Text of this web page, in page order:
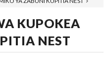
KUPOKEA
NEST